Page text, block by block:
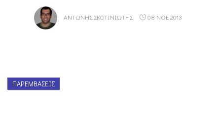
ΑΝΤΏΝΗΣ ΣΚΟΤΙΝΙΏΤΗΣ 08 ΝΟΕ 2013
ΠΑΡΕΜΒΆΣΕΙΣ